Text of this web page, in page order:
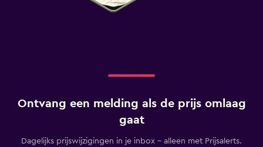
Ontvang een melding als de prijs omlaag
gaat
Dagelijks prijswijzigingen in je inbox - alleen met Prijsalerts.